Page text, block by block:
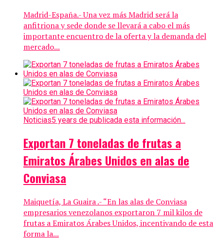
Madrid-España.- Una vez más Madrid será la
anfitriona y sede donde se llevará a cabo el más
importante encuentro de la oferta y la demanda del
mercado...
Noticias5 years de publicada esta información...
Exportan 7 toneladas de frutas a
Emiratos Árabes Unidos en alas de
Conviasa
Maiquetía, La Guaira .- “En las alas de Conviasa
empresarios venezolanos exportaron 7 mil kilos de
frutas a Emiratos Árabes Unidos, incentivando de esta
forma la...